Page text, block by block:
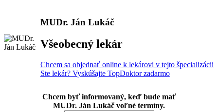
MUDr. Ján Lukáč
Všeobecný lekár
Chcem sa objednať online k lekárovi v tejto špecializácii
Ste lekár? Vyskúšajte TopDoktor zadarmo
Chcem byť informovaný, keď bude mať
MUDr. Ján Lukáč voľné termíny.